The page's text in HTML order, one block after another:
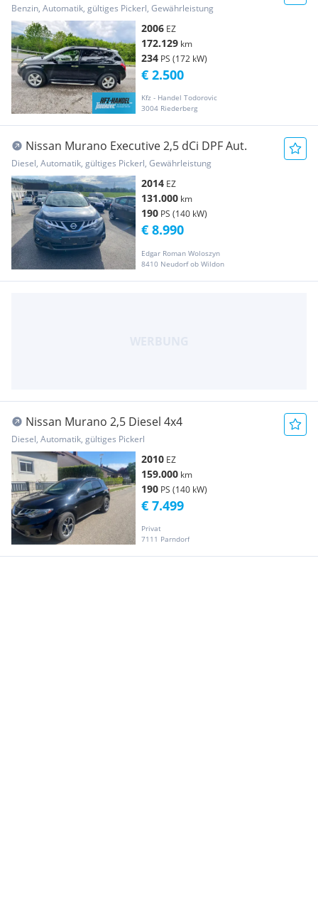
Benzin, Automatik, gültiges Pickerl, Gewährleistung
2006 EZ
172.129 km
234 PS (172 kW)
Kfz - Handel Todorovic
3004 Riederberg
€ 2.500
Nissan Murano Executive 2,5 dCi DPF Aut.
Diesel, Automatik, gültiges Pickerl, Gewährleistung
2014 EZ
131.000 km
190 PS (140 kW)
Edgar Roman Woloszyn
8410 Neudorf ob Wildon
€ 8.990
Nissan Murano 2,5 Diesel 4x4
Diesel, Automatik, gültiges Pickerl
2010 EZ
159.000 km
190 PS (140 kW)
Privat
7111 Parndorf
€ 7.499